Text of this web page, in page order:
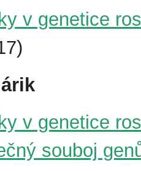
v genetice
v genetice
souboj